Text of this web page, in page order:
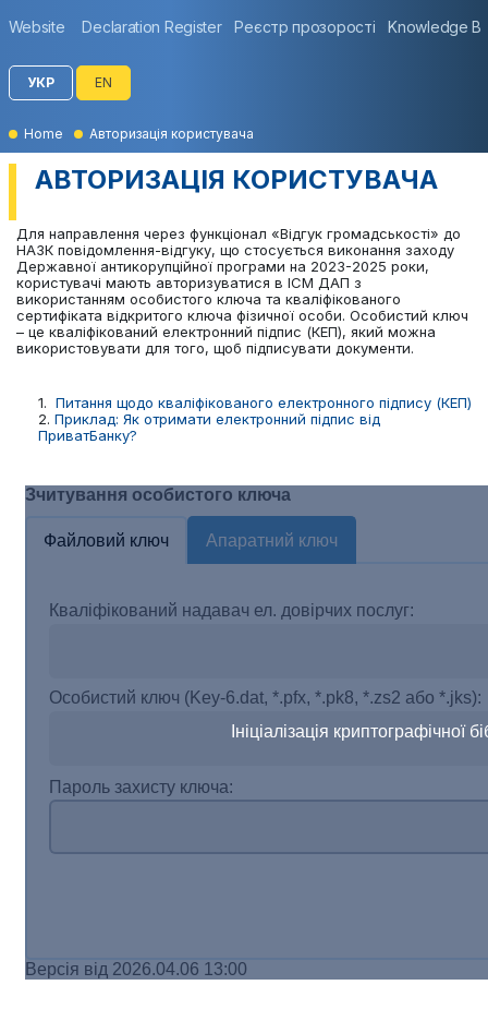
Website Declaration Register Реєстр прозорості Knowledge
УКР EN
Home Авторизація користувача
АВТОРИЗАЦІЯ КОРИСТУВАЧА
Для направлення через функціонал «Відгук громадськості» до
НАЗК повідомлення-відгуку, що стосується виконання заходу
Державної антикорупційної програми на 2023-2025 роки,
користувачі мають авторизуватися в ІСМ ДАП з
використанням особистого ключа та кваліфікованого
сертифіката відкритого ключа фізичної особи. Особистий ключ
– це кваліфікований електронний підпис (КЕП), який можна
використовувати для того, щоб підписувати документи.
1. Питання щодо кваліфікованого електронного підпису (КЕП)
2. Приклад: Як отримати електронний підпис від
ПриватБанку?